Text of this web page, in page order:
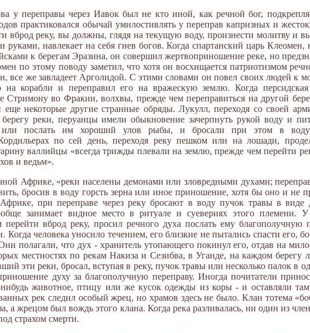
у переправы через Иавок был не кто иной, как речной бог,
практиковался обычай умилостивлять у переправ капризных и
вброд реку, вы должны, глядя на текущую воду, произнести молитву и
навлекает на себя гнев богов. Когда спартанский царь Клеомен,
к берегам Эразина, он совершил жертвоприношение реке, но
по этому поводу заметил, что хотя он восхищается патриотизмом
все же завладеет Арголидой. С этими словами он повел своих людей к
корабли и переправил его на вражескую землю. Когда
Стримону во Фракии, волхвы, прежде чем переправиться на другой
некоторые другие странные обряды. Лукулл, переходя со своей
реки, перуанцы имели обыкновение зачерпнуть рукой воду и
или послать им хороший улов рыбы, и бросали при этом в
по сей день, переходя реку пешком или на лошади,
валлийцы «всегда трижды плевали на землю, прежде чем перейти
и ведьм».
Африке, «реки населены демонами или зловредными духами;
бросив в воду горсть зерна или иное приношение, хотя бы оно и не
при переправе через реку бросают в воду пучок травы в виде
занимает видное место в ритуале и суевериях этого племени.
вброд реку, просил речного духа послать ему благополучную
Когда человека уносило течением, его близкие не пытались спасти его,
полагали, что дух - хранитель утопающего покинул его, отдав на
местностях по рекам Накиза и Сезибва, в Уганде, на каждом берегу
эти реки, бросал, вступая в реку, пучок травы или несколько палок в
духу за благополучную переправу. Иногда почитатели
животное, птицу или же кусок одежды из коры - и оставляли
рек следил особый жрец, но храмов здесь не было. Клан тотема
а жрецом был вождь этого клана. Когда река разливалась, ни один из
страхом смерти.